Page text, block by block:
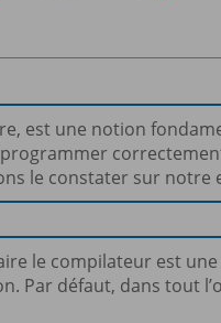
est une notion
le constater sur notre
le compilateur est une
Par défaut, dans tout